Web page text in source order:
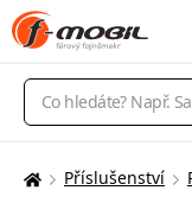
Vyhledávání
Zde
Příslušenství